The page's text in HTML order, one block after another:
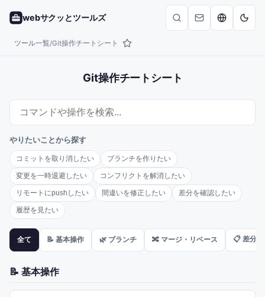
webサクッとツールズ
ツール一覧/Git操作チートシート
Git操作チートシート
やりたいことから探す
コミットを取り消したい ブランチを作りたい
変更を一時退避したい コンフリクトを解消したい
リモートにpushしたい 間違いを修正したい 差分を確認したい
履歴を見たい
全て 📝 基本操作 🌿 ブランチ 🔀 マージ・リベース 📋 差分
📝 基本操作